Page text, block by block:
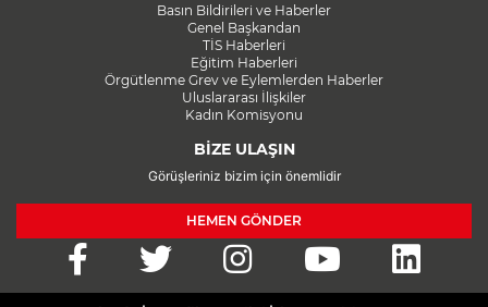
Basın Bildirileri ve Haberler
Genel Başkandan
TİS Haberleri
Eğitim Haberleri
Örgütlenme Grev ve Eylemlerden Haberler
Uluslararası İlişkiler
Kadın Komisyonu
BİZE ULAŞIN
Görüşleriniz bizim için önemlidir
HEMEN GÖNDER